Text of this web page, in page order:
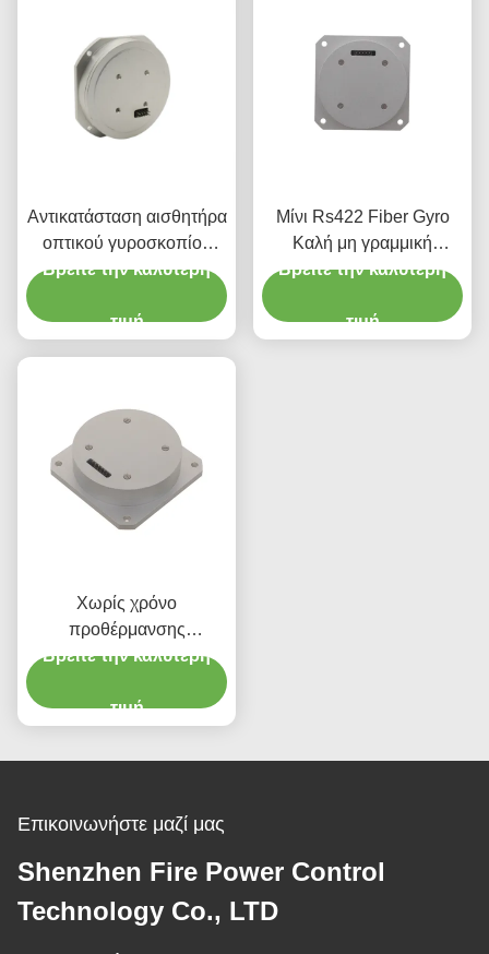
Αντικατάσταση αισθητήρα
οπτικού γυροσκοπίου
ινών με ενσωματωμένα
πυριτίου Fizoptika Vg910
Βρείτε την καλύτερη
τιμή
Μίνι Rs422 Fiber Gyro
Καλή μη γραμμική
σταθερότητα μηδενικής
Βρείτε την καλύτερη
τιμή
Χωρίς χρόνο
προθέρμανσης
Γυροσκόπιο οπτικής ινών
200g Τρόπος εξόδου RS-
Βρείτε την καλύτερη
τιμή
Επικοινωνήστε μαζί μας
Shenzhen Fire Power Control
Technology Co., LTD